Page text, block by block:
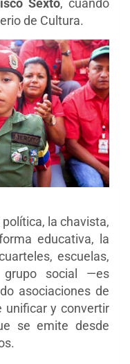
Sexto, cuando
de Cultura.
la chavista,
educativa, la
escuelas,
grupo social —es
asociaciones de
y convertir
se emite desde